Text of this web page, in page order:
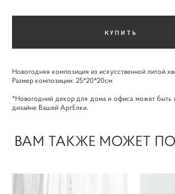
КУПИТЬ
Новогодняя композиция из искусственной литой
Размер композиции: 25*20*20см
*Новогодний декор для дома и офиса может быть
дизайне Вашей АртЕлки.
ВАМ ТАКЖЕ МОЖЕТ